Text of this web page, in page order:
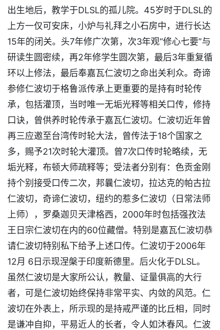
出生地后，教学于DLSL的孤儿院。45岁时于DLSL的
上方一仅可安床，小炉与礼拜之小石房中，进行长达
15年的闭关。头7年修广次第，次3年观“修心七要”与
研读生圆密续，再2年修学生圆次第，最后3年重复循
环以上修法，最后奉嘉瓦仁波切之命出关利众。奇谛
参修仁波切于格鲁派传承上更重要的是持有时轮传
承，包括灌顶，当时唯一无垢光释等相关口传，修持
口诀，曾供养时轮传承于嘉瓦仁波切。仁波切近年曾
再三应邀至台湾传时轮大法，曾传法于18个国家之
多，赐予21次时轮大灌顶。曾7次口传时轮略续，无
垢光释，布顿大师疏释等；受法者分别有：色贡金刚
持个别接受口传二次，邦曩仁波切，拉达克的帕古拉
仁波切，奇谛仁波切，纽约的惹多仁波切（日常法师
上师），罗桑迦贝天津格西，2000年时包括强孜法
王日宗仁波切在内的60位藏僧。特别是嘉瓦仁波切恭
请仁波切特别私下给予上述口传。仁波切于2006年
12月 6日示现涅槃于印度新德里。后火化于DLSL。
虽然仁波切是大家所公认，教量、证量俱高的大行
者，可是仁波切始终保持非常平实、内敛的风范。仁
波切在外表上，所示现的是持戒严谨的比丘相，同时
是谦冲自抑，平易近人的长者，令人如沐春风。仁波